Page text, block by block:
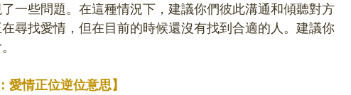
一些問題。在這種情況下，建議你們彼此溝通和傾聽對方
尋找愛情，但在目前的時候還沒有找到合適的人。建議你
愛情正位逆位意思】